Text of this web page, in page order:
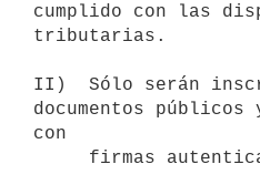
cumplido con las
tributarias.
II)  Sólo serán
documentos
con